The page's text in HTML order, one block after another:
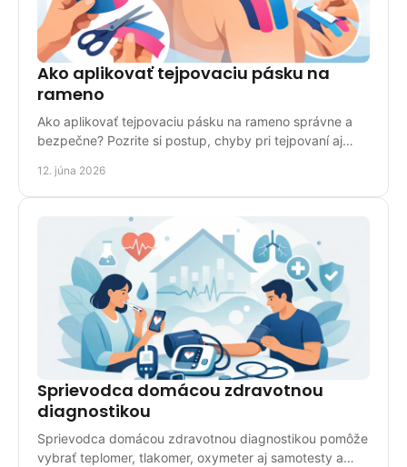
Ako aplikovať tejpovaciu pásku na
rameno
Ako aplikovať tejpovaciu pásku na rameno správne a
bezpečne? Pozrite si postup, chyby pri tejpovaní aj
12. júna 2026
Sprievodca domácou zdravotnou
diagnostikou
Sprievodca domácou zdravotnou diagnostikou pomôže
vybrať teplomer, tlakomer, oxymeter aj samotesty a